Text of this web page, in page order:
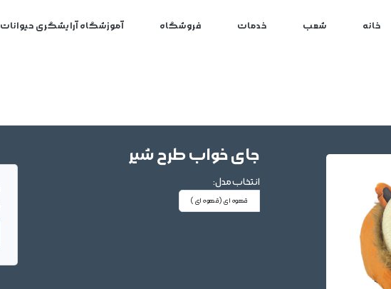
خانه شعب خدمات فروشگاه آموزشگاه آرایشگری حیوانات
جای خواب طرح شیر
انتخاب مدل:
قهوه ای (قهوه ای)